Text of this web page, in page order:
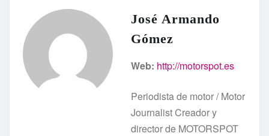
José Armando
Gómez
Web: http://motorspot.es
Periodista de motor / Motor
Journalist Creador y
director de MOTORSPOT